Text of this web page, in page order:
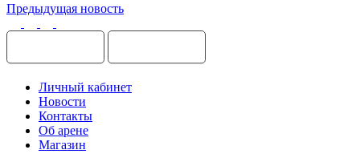
Предыдущая новость
Личный кабинет
Новости
Контакты
Об арене
Магазин